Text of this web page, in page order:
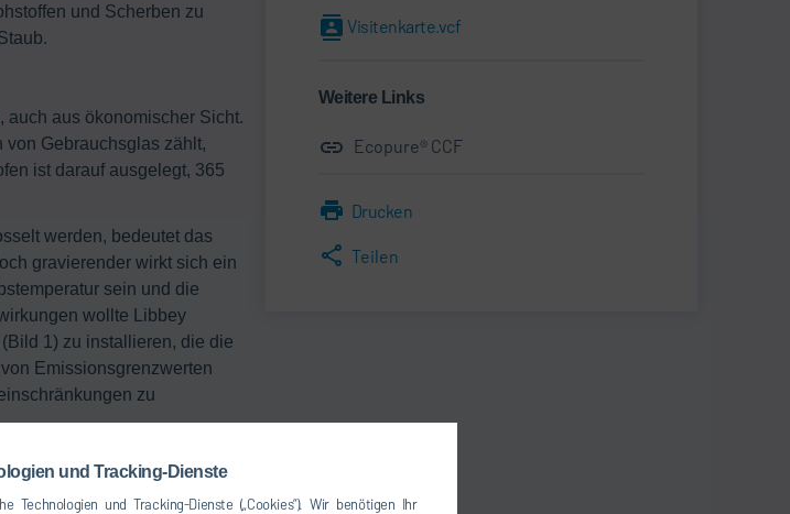
und Tracking-Dienste
Technologien und Tracking-Dienste („Cookies“). Wir benötigen Ihr
und Scherben zu
auch aus ökonomischer Sicht.
von Gebrauchsglas zählt,
ist darauf ausgelegt, 365
werden, bedeutet das
gravierender wirkt sich ein
sein und die
wollte Libbey
1) zu installieren, die die
Emissionsgrenzwerten
zu
Technik analysiert. Sie
Visitenkarte.vcf
Weitere Links
Ecopure® CCF
Drucken
Teilen